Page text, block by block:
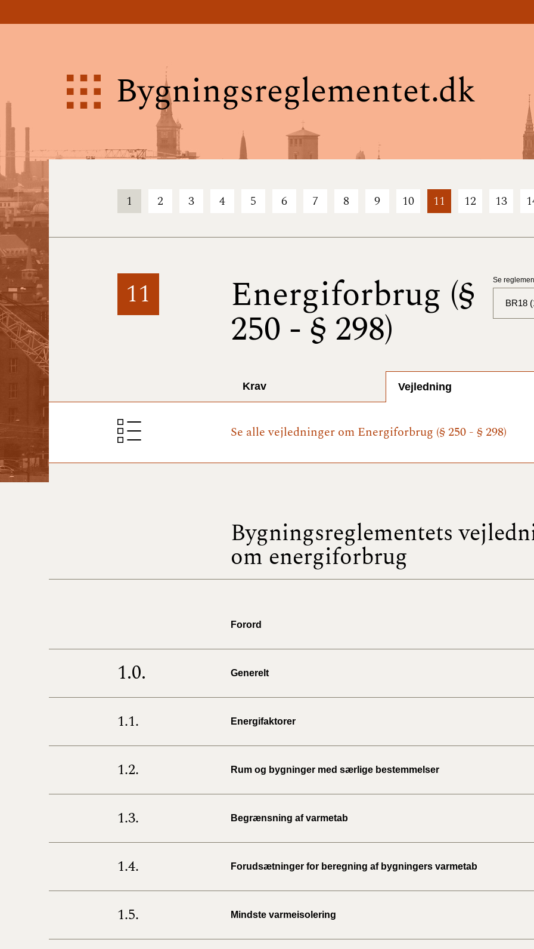
Bygningsreglementet.dk
1 2 3 4 5 6 7 8 9 10 11 12 13
11 Energiforbrug (§
250 - § 298)
Se
BR18
BR18
BR18
2023)
2021)
BR18
Krav Vejledning
Se alle vejledninger om Energiforbrug (§ 250 - § 298)
Bygningsreglementets
om energiforbrug
Forord
1.0. Generelt
1.1. Energifaktorer
1.2. Rum og bygninger med særlige bestemmelser
1.3. Begrænsning af varmetab
1.4. Forudsætninger for beregning af bygningers varmetab
1.5. Mindste varmeisolering